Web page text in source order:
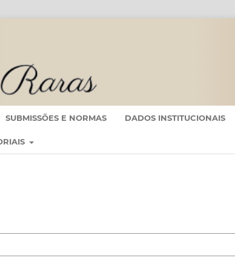
SUBMISSÕES E NORMAS DADOS INSTITUCIONAIS